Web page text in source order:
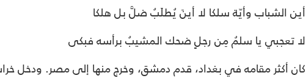
أين الشباب وأيّة سلكا لا أينَ يُطلَبُ ضلَّ بل هلكا
لا تعجبي يا سلمُ مِن رجلٍ ضحك المشيبُ برأسه فبكى
كان أكثر مقامه في بغداد، قدم دمشق، وخرج منها إلى مصر. ودخل